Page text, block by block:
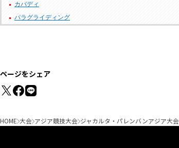
カバディ
パラグライディング
ページをシェア
HOME 大会 アジア競技大会 ジャカルタ・パレンバンアジア大会